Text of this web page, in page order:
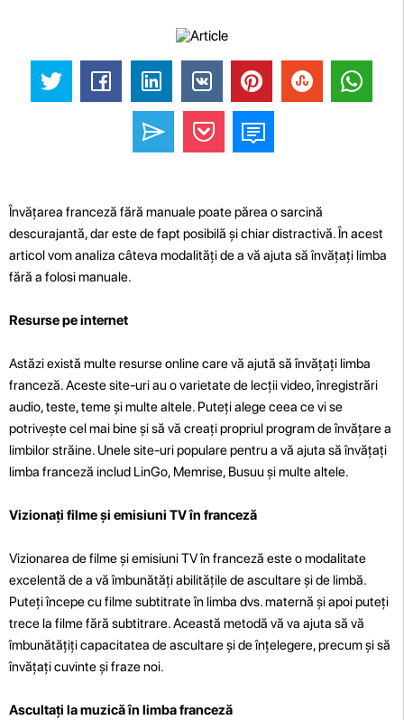
Învățarea franceză fără manuale poate părea o sarcină
descurajantă, dar este de fapt posibilă și chiar distractivă. În acest
articol vom analiza câteva modalități de a vă ajuta să învățați limba
fără a folosi manuale.
Resurse pe internet
Astăzi există multe resurse online care vă ajută să învățați limba
franceză. Aceste site-uri au o varietate de lecții video, înregistrări
audio, teste, teme și multe altele. Puteți alege ceea ce vi se
potrivește cel mai bine și să vă creați propriul program de învățare a
limbilor străine. Unele site-uri populare pentru a vă ajuta să învățați
limba franceză includ LinGo, Memrise, Busuu și multe altele.
Vizionați filme și emisiuni TV în franceză
Vizionarea de filme și emisiuni TV în franceză este o modalitate
excelentă de a vă îmbunătăți abilitățile de ascultare și de limbă.
Puteți începe cu filme subtitrate în limba dvs. maternă și apoi puteți
trece la filme fără subtitrare. Această metodă vă va ajuta să vă
îmbunătățiți capacitatea de ascultare și de înțelegere, precum și să
învățați cuvinte și fraze noi.
Ascultați la muzică în limba franceză